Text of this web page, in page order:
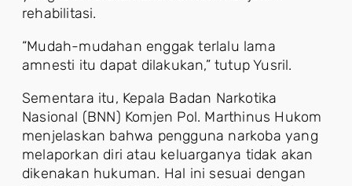
rehabilitasi.
“Mudah-mudahan enggak terlalu lama
amnesti itu dapat dilakukan,” tutup Yusril.
Sementara itu, Kepala Badan Narkotika
Nasional (BNN) Komjen Pol. Marthinus Hukom
menjelaskan bahwa pengguna narkoba yang
melaporkan diri atau keluarganya tidak akan
dikenakan hukuman. Hal ini sesuai dengan